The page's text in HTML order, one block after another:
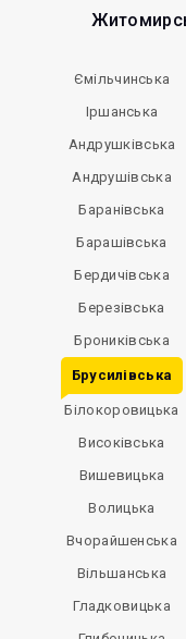
Ємільчинська
Іршанська
Андрушківська
Андрушівська
Баранівська
Барашівська
Бердичівська
Березівська
Брониківська
Брусилівська
Білокоровицька
Високівська
Вишевицька
Волицька
Вчорайшенська
Вільшанська
Гладковицька